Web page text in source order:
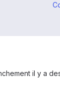
il y a